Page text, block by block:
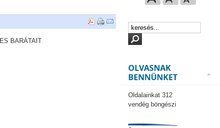
BARÁTAIT
OLVASNAK
BENNÜNKET
Oldalainkat 312
vendég böngészi